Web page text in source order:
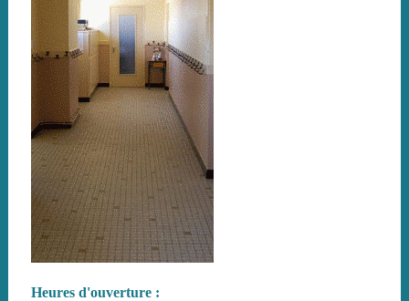
Heures d'ouverture :